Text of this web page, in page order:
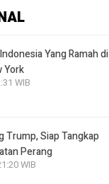
Yang Ramah di
York
WIB
Trump, Siap Tangkap
Perang
WIB